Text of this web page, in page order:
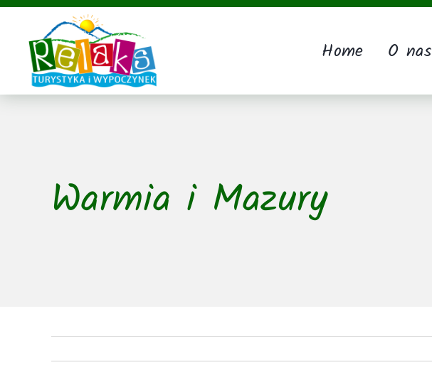
Przejdź
zawartości
Home O nas
Warmia i Mazury